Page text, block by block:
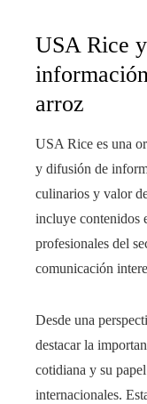
USA Rice
arroz
USA Rice es una
y difusión de
culinarios y valor
incluye contenidos
profesionales del
comunicación
Desde una
destacar la
cotidiana y su
internacionales.